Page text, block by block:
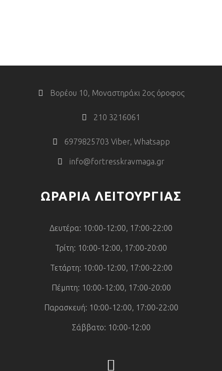
Βορέου 10, Μοναστηράκι 2ος όροφος
210 3216061
6979825703 Viber, Whatsapp
info@fortresskravmaga.gr
ΩΡΑΡΙΑ ΛΕΙΤΟΥΡΓΙΑΣ
Δευτέρα: 10:00-12:00, 17:00-22:00
Τρίτη: 10:00-12:00, 17:00-20:00
Τετάρτη: 10:00-12:00, 17:00-22:00
Πέμπτη: 10:00-12:00, 17:00-20:00
Παρασκευή: 10:00-12:00, 17:00-22:00
Σάββατο: 10:00-12:00